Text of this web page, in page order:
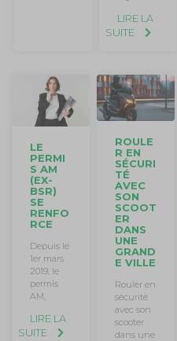
LIRE LA
SUITE
LE
PERMI
S AM
(EX-
BSR)
SE
RENFO
RCE
Depuis le
1er mars
2019, le
permis
AM,
LIRE LA
SUITE
ROULE
R EN
SÉCURI
TÉ
AVEC
SON
SCOOT
ER
DANS
UNE
GRAND
E VILLE
Rouler en
sécurité
avec son
scooter
dans une